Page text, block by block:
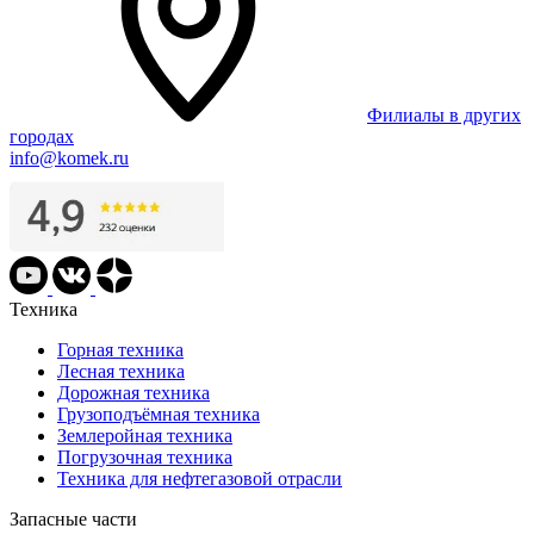
Филиалы в других
городах
info@komek.ru
Техника
Горная техника
Лесная техника
Дорожная техника
Грузоподъёмная техника
Землеройная техника
Погрузочная техника
Техника для нефтегазовой отрасли
Запасные части